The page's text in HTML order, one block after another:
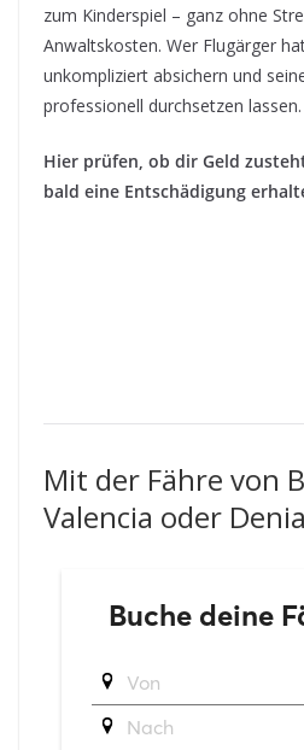
zum Kinderspiel – ganz ohne
Anwaltskosten. Wer Flugärger
unkompliziert absichern und
professionell durchsetzen lassen.
Hier prüfen, ob dir Geld
bald eine Entschädigung
Mit der Fähre von
Valencia oder